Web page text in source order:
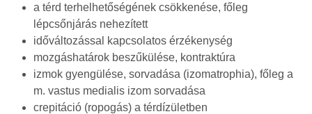
a térd terhelhetőségének csökkenése, főleg
lépcsőnjárás nehezített
időváltozással kapcsolatos érzékenység
mozgáshatárok beszűkülése, kontraktúra
izmok gyengülése, sorvadása (izomatrophia), főleg a
m. vastus medialis izom sorvadása
crepitáció (ropogás) a térdízületben